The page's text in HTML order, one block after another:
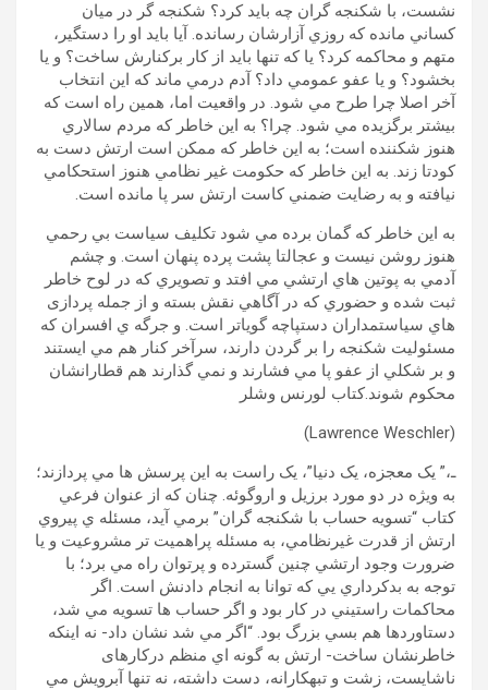
نشست، با شکنجه گران چه بايد کرد؟ شکنجه گر در ميان
کساني مانده که روزي آزارشان رسانده. آيا بايد او را دستگير،
متهم و محاکمه کرد؟ يا که تنها بايد از کار برکنارش ساخت؟ و يا
بخشود؟ و يا عفو عمومي داد؟ آدم درمي ماند که اين انتخاب
آخر اصلا چرا طرح مي شود. در واقعيت اما، همين راه است که
بيشتر برگزيده مي شود. چرا؟ به اين خاطر که مردم سالاري
هنوز شکننده است؛ به اين خاطر که ممکن است ارتش دست به
کودتا زند. به اين خاطر که حکومت غير نظامي هنوز استحکامي
نيافته و به رضايت ضمني کاست ارتش سر پا مانده است.
به اين خاطر که گمان برده مي شود تکليف سياست بي رحمي
هنوز روشن نيست و عجالتا پشت پرده پنهان است. و چشم
آدمي به پوتين هاي ارتشي مي افتد و تصويري که در لوح خاطر
ثبت شده و حضوري که در آگاهي نقش بسته و از جمله پردازی
هاي سياستمداران دستپاچه گوياتر است. و جرگه ي افسران که
مسئوليت شکنجه را بر گردن دارند، سرآخر کنار هم مي ايستند
و بر شکلي از عفو پا مي فشارند و نمي گذارند هم قطارانشان
محکوم شوند.کتاب لورنس وشلر
(Lawrence Weschler)
ـ،” يک معجزه، يک دنيا”، يک راست به اين پرسش ها مي پردازند؛
به ويژه در دو مورد برزيل و اروگوئه. چنان که از عنوان فرعي
کتاب “تسويه حساب با شکنجه گران” برمي آيد، مسئله ي پيروي
ارتش از قدرت غيرنظامي، به مسئله پراهميت تر مشروعيت و يا
ضرورت وجود ارتشي چنين گسترده و پرتوان راه مي برد؛ با
توجه به بدکرداري يي که توانا به انجام دادنش است. اگر
محاکمات راستيني در کار بود و اگر حساب ها تسويه مي شد،
دستاوردها هم بسي بزرگ بود. “اگر مي شد نشان داد- نه اينکه
خاطرنشان ساخت- ارتش به گونه اي منظم درکارهای
ناشايست، زشت و تبهکارانه، دست داشته، نه تنها آبرويش مي